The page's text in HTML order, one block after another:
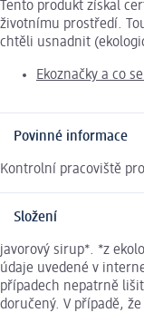
Tento produkt získal
životnímu prostředí.
chtěli usnadnit
Ekoznačky a co
Povinné informace
Kontrolní pracoviště
Složení
javorový sirup*. *z
údaje uvedené v
případech nepatrně
doručený. V případě,